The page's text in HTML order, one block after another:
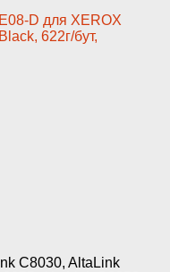
D для XER­OX
622г/бут,
C8030, AltaLink